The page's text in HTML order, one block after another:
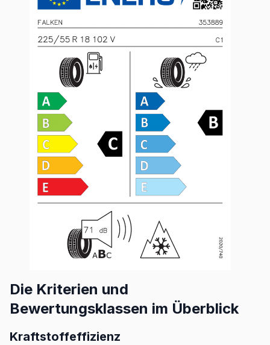
Die Kriterien und
Bewertungsklassen im Überblick
Kraftstoffeffizienz